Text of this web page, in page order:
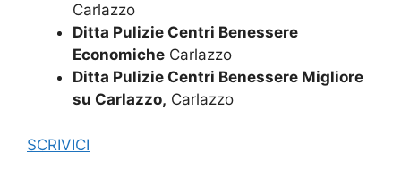
Carlazzo
Ditta Pulizie Centri Benessere
Economiche Carlazzo
Ditta Pulizie Centri Benessere Migliore
su Carlazzo, Carlazzo
SCRIVICI